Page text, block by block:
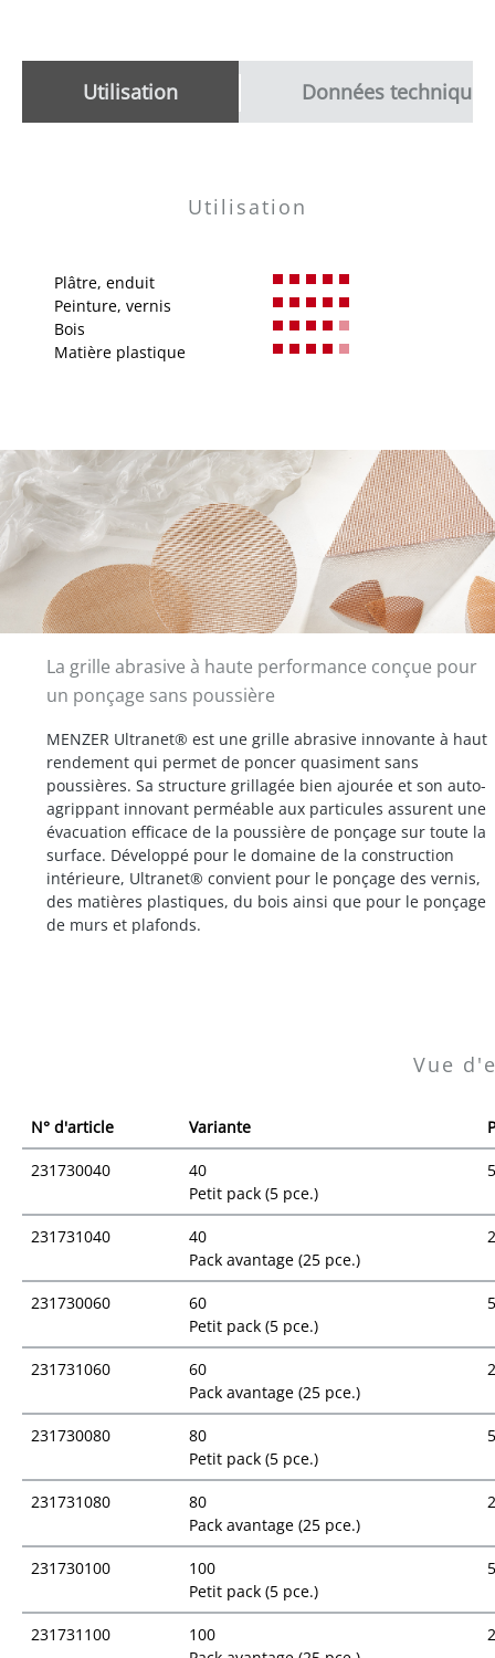
Utilisation Données techniques
Utilisation
Plâtre, enduit
Peinture, vernis
Bois
Matière plastique
La grille abrasive à haute performance conçue pour
un ponçage sans poussière
MENZER Ultranet® est une grille abrasive innovante à haut
rendement qui permet de poncer quasiment sans
poussières. Sa structure grillagée bien ajourée et son auto-
agrippant innovant perméable aux particules assurent une
évacuation efficace de la poussière de ponçage sur toute la
surface. Développé pour le domaine de la construction
intérieure, Ultranet® convient pour le ponçage des vernis,
des matières plastiques, du bois ainsi que pour le ponçage
de murs et plafonds.
Vue
N° d'article Variante
231730040
40
Petit pack (5 pce.)
5
231731040
40
Pack avantage (25 pce.)
231730060
60
Petit pack (5 pce.)
5
231731060
60
Pack avantage (25 pce.)
231730080
80
Petit pack (5 pce.)
5
231731080
80
Pack avantage (25 pce.)
231730100
100
Petit pack (5 pce.)
5
231731100
100